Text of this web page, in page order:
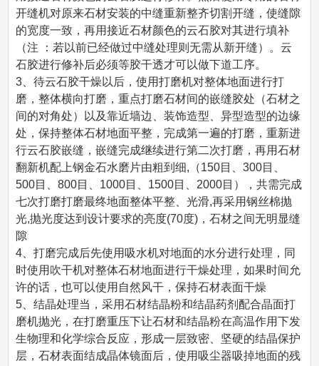
开缝机对原来石材安装的中缝重新整齐切割开缝，使缝隙
的宽度一致，再用接近石材颜色的云石胶对其进行填补
（注 ：若以前已经做过中缝处理则无需从新开缝）。云
石胶进行修补后必须等胶干透才可以做下道工序。
3、待云石胶干燥以后，使用打磨机对整体地面进行打
磨，整体横向打磨，重点打磨石材间的嵌缝胶处（石材之
间的对角处）以及靠近墙边、装饰造型、异型造型的边缘
处，保持整体石材地面平整，完成第一遍的打磨，重新进
行云石胶嵌缝，嵌缝完成继续进行第二次打磨，再用石材
翻新机配上钢金石水磨片由粗到细,（150目、300目、
500目、800目、1000目、1500目、2000目），共需完成
七次打磨打磨最终地面整体平整、光滑,再采用钢丝棉抛
光,抛光度达到设计要求的亮度(70度)，石材之间无明显缝
隙
4、打磨完成后先使用吸水机对地面的水分进行处理，同
时使用吹干机对整体石材地面进行干燥处理，如果时间允
许的话，也可以使用自然风干，保持石材表面干燥
5、结晶处理当，采用石材结晶粉和结晶药剂配合晶面打
磨机抛光，在打磨重压下让石材和结晶粉在高温作用下发
生物理和化学综合反应，形成一层致密、坚硬的结晶保护
层，石材表面结成晶体镜面后，使用吸尘器吸掉地面的残